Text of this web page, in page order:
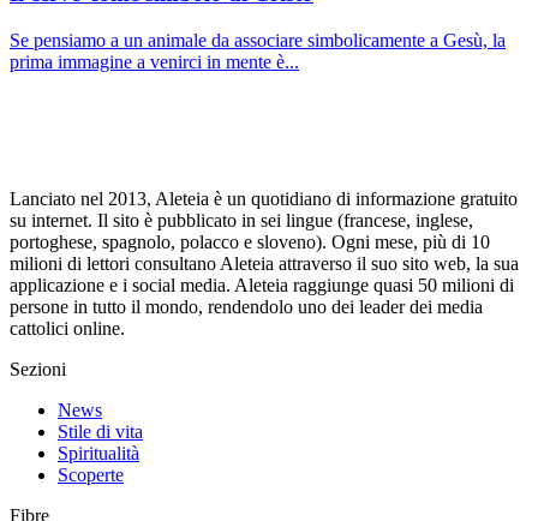
Se pensiamo a un animale da associare simbolicamente a Gesù, la
prima immagine a venirci in mente è...
Lanciato nel 2013, Aleteia è un quotidiano di informazione gratuito
su internet. Il sito è pubblicato in sei lingue (francese, inglese,
portoghese, spagnolo, polacco e sloveno). Ogni mese, più di 10
milioni di lettori consultano Aleteia attraverso il suo sito web, la sua
applicazione e i social media. Aleteia raggiunge quasi 50 milioni di
persone in tutto il mondo, rendendolo uno dei leader dei media
cattolici online.
Sezioni
News
Stile di vita
Spiritualità
Scoperte
Fibre